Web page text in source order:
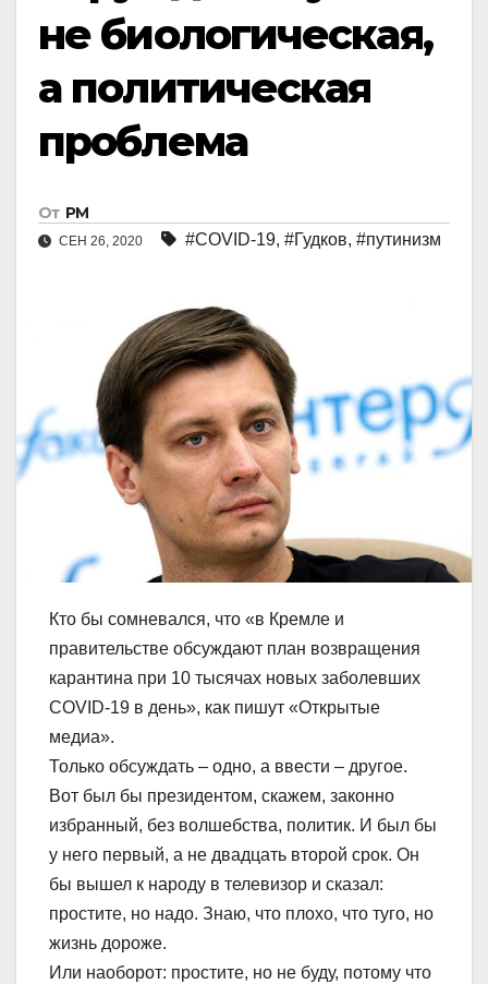
не биологическая,
а политическая
проблема
От РМ
СЕН 26, 2020 #COVID-19, #Гудков, #путинизм
Кто бы сомневался, что «в Кремле и
правительстве обсуждают план возвращения
карантина при 10 тысячах новых заболевших
COVID-19 в день», как пишут «Открытые
медиа».
Только обсуждать – одно, а ввести – другое.
Вот был бы президентом, скажем, законно
избранный, без волшебства, политик. И был бы
у него первый, а не двадцать второй срок. Он
бы вышел к народу в телевизор и сказал:
простите, но надо. Знаю, что плохо, что туго, но
жизнь дороже.
Или наоборот: простите, но не буду, потому что